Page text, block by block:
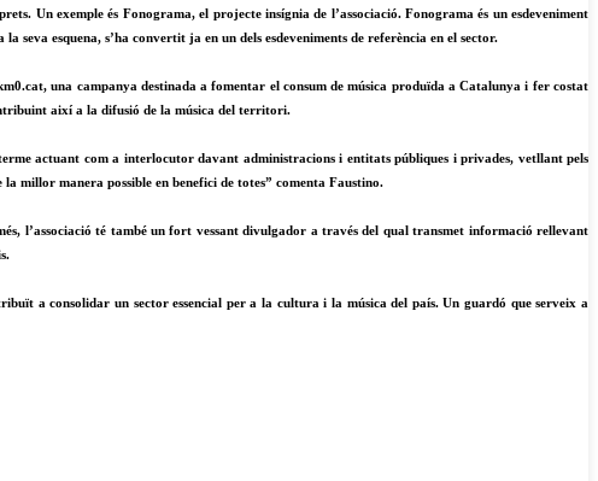
Un exemple és Fonograma, el projecte insígnia de l’associació. Fonograma és un esdeveniment
seva esquena, s’ha convertit ja en un dels esdeveniments de referència en el sector.
una campanya destinada a fomentar el consum de música produïda a Catalunya i fer costat
així a la difusió de la música del territori.
actuant com a interlocutor davant administracions i entitats públiques i privades, vetllant pels
la millor manera possible en benefici de totes” comenta Faustino.
l’associació té també un fort vessant divulgador a través del qual transmet informació rellevant
a consolidar un sector essencial per a la cultura i la música del país. Un guardó que serveix a